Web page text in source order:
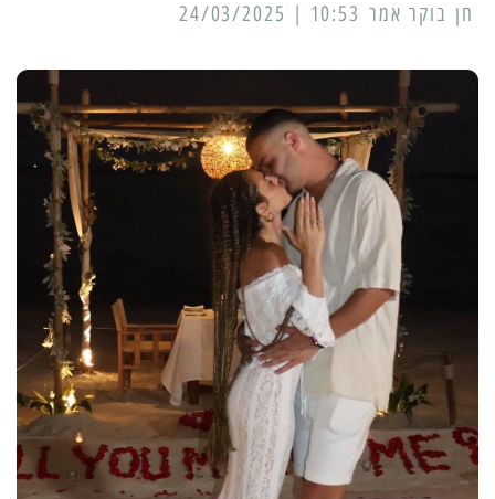
10:53 | 24/03/2025